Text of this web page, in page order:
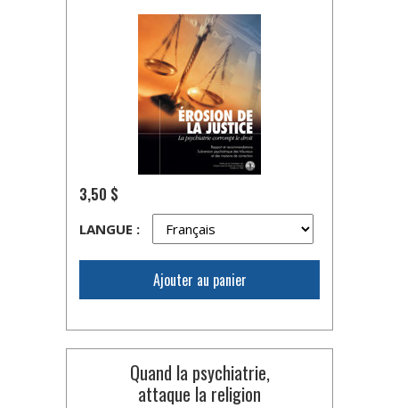
3,50 $
LANGUE :
Ajouter au panier
Quand la psychiatrie,
attaque la religion